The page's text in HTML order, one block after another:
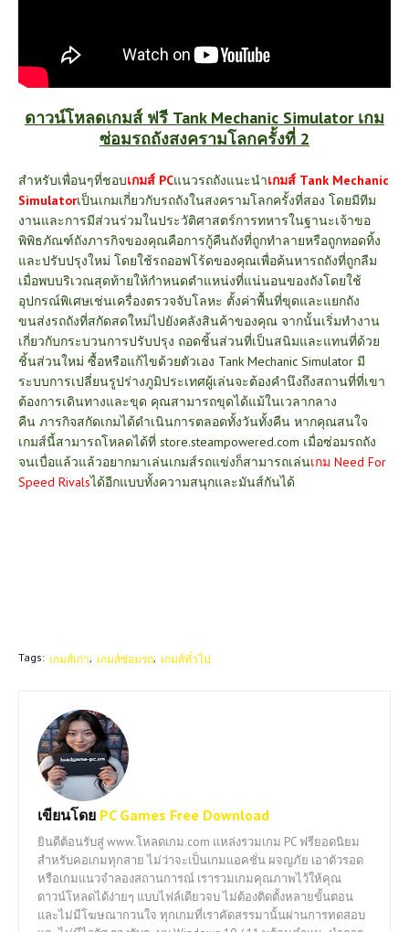
ดาวน์โหลดเกมส์ ฟรี Tank Mechanic Simulator เกม
ซ่อมรถถังสงครามโลกครั้งที่ 2
สำหรับเพื่อนๆที่ชอบเกมส์ PCแนวรถถังแนะนำเกมส์ Tank Mechanic
Simulatorเป็นเกมเกี่ยวกับรถถังในสงครามโลกครั้งที่สอง โดยมีทีม
งานและการมีส่วนร่วมในประวัติศาสตร์การทหารในฐานะเจ้าขอ
พิพิธภัณฑ์ถังภารกิจของคุณคือการกู้คืนถังที่ถูกทำลายหรือถูกทอดทิ้ง
และปรับปรุงใหม่ โดยใช้รถออฟโร้ดของคุณเพื่อค้นหารถถังที่ถูกลืม
เมื่อพบบริเวณสุดท้ายให้กำหนดตำแหน่งที่แน่นอนของถังโดยใช้
อุปกรณ์พิเศษเช่นเครื่องตรวจจับโลหะ ตั้งค่าพื้นที่ขุดและแยกถัง
ขนส่งรถถังที่สกัดสดใหม่ไปยังคลังสินค้าของคุณ จากนั้นเริ่มทำงาน
เกี่ยวกับกระบวนการปรับปรุง ถอดชิ้นส่วนที่เป็นสนิมและแทนที่ด้วย
ชิ้นส่วนใหม่ ซื้อหรือแก้ไขด้วยตัวเอง Tank Mechanic Simulator มี
ระบบการเปลี่ยนรูปร่างภูมิประเทศผู้เล่นจะต้องคำนึงถึงสถานที่ที่เขา
ต้องการเดินทางและขุด คุณสามารถขุดได้แม้ในเวลากลาง
คืน ภารกิจสกัดเกมได้ดำเนินการตลอดทั้งวันทั้งคืน หากคุณสนใจ
เกมส์นี้สามารถโหลดได้ที่ store.steampowered.com เมื่อซ่อมรถถัง
จนเบื่อแล้วแล้วอยากมาเล่นเกมส์รถแข่งก็สามารถเล่นเกม Need For
Speed Rivalsได้อีกแบบทั้งความสนุกและมันส์กันได้
Tags: เกมส์เก่า เกมส์ซ่อมรถ เกมส์ทั่วไป
เขียนโดย PC Games Free Download
ยินดีต้อนรับสู่ www.โหลดเกม.com แหล่งรวมเกม PC ฟรียอดนิยม
สำหรับคอเกมทุกสาย ไม่ว่าจะเป็นเกมแอคชั่น ผจญภัย เอาตัวรอด
หรือเกมแนวจำลองสถานการณ์ เรารวมเกมคุณภาพไว้ให้คุณ
ดาวน์โหลดได้ง่ายๆ แบบไฟล์เดียวจบ ไม่ต้องติดตั้งหลายขั้นตอน
และไม่มีโฆษณากวนใจ ทุกเกมที่เราคัดสรรมานั้นผ่านการทดสอบ